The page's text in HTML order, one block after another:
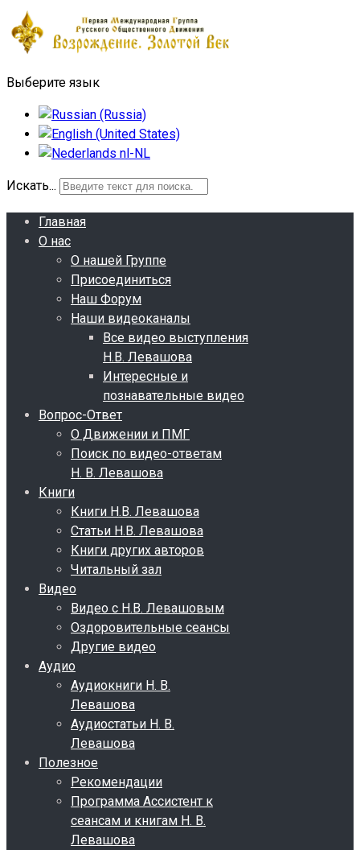
Выберите язык
Искать...
Главная
О нас
О нашей Группе
Присоединиться
Наш Форум
Наши видеоканалы
Все видео выступления
Н.В. Левашова
Интересные и
познавательные видео
Вопрос-Ответ
О Движении и ПМГ
Поиск по видео-ответам
Н. В. Левашова
Книги
Книги Н.В. Левашова
Статьи Н.В. Левашова
Книги других авторов
Читальный зал
Видео
Видео с Н.В. Левашовым
Оздоровительные сеансы
Другие видео
Аудио
Аудиокниги Н. В.
Левашова
Аудиостатьи Н. В.
Левашова
Полезное
Рекомендации
Программа Ассистент к
сеансам и книгам Н. В.
Левашова